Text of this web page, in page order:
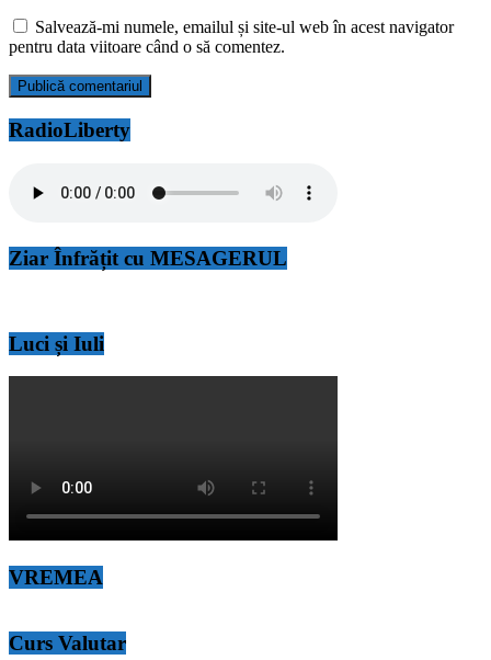
Salvează-mi numele, emailul și site-ul web în acest navigator
pentru data viitoare când o să comentez.
RadioLiberty
Ziar Înfrățit cu MESAGERUL
Luci și Iuli
VREMEA
Curs Valutar